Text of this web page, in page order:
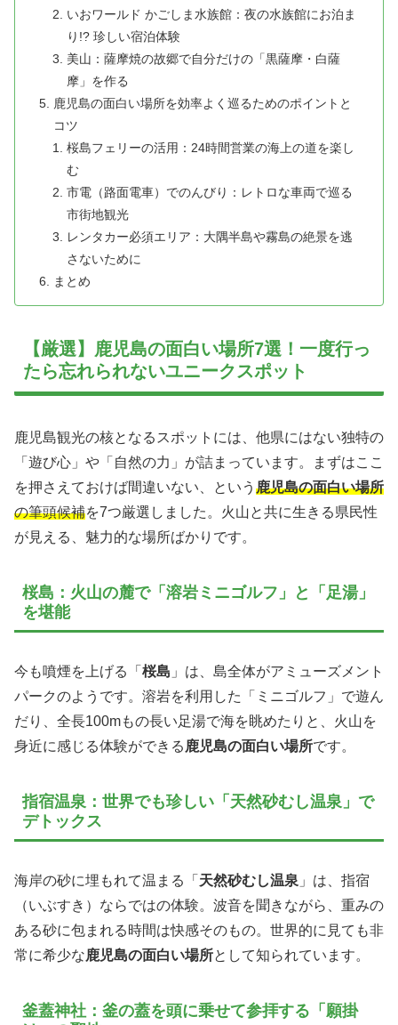
いおワールド かごしま水族館：夜の水族館にお泊ま
り!? 珍しい宿泊体験
美山：薩摩焼の故郷で自分だけの「黒薩摩・白薩
摩」を作る
鹿児島の面白い場所を効率よく巡るためのポイントと
コツ
桜島フェリーの活用：24時間営業の海上の道を楽し
む
市電（路面電車）でのんびり：レトロな車両で巡る
市街地観光
レンタカー必須エリア：大隅半島や霧島の絶景を逃
さないために
まとめ
【厳選】鹿児島の面白い場所7選！一度行っ
たら忘れられないユニークスポット
鹿児島観光の核となるスポットには、他県にはない独特の
「遊び心」や「自然の力」が詰まっています。まずはここ
を押さえておけば間違いない、という 鹿児島の面白い場所
の筆頭候補を7つ厳選しました。火山と共に生きる県民性
が見える、魅力的な場所ばかりです。
桜島：火山の麓で「溶岩ミニゴルフ」と「足湯」
を堪能
今も噴煙を上げる「 桜島 」は、島全体がアミューズメント
パークのようです。溶岩を利用した「ミニゴルフ」で遊ん
だり、全長100mもの長い足湯で海を眺めたりと、火山を
身近に感じる体験ができる 鹿児島の面白い場所です。
指宿温泉：世界でも珍しい「天然砂むし温泉」で
デトックス
海岸の砂に埋もれて温まる「 天然砂むし温泉 」は、指宿
（いぶすき）ならではの体験。波音を聞きながら、重みの
ある砂に包まれる時間は快感そのもの。世界的に見ても非
常に希少な鹿児島の面白い場所として知られています。
釜蓋神社：釜の蓋を頭に乗せて参拝する「願掛